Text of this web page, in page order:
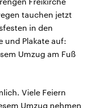
tauchen jetzt
in den
und Plakate auf:
Umzug am Fuß
Viele Feiern
Umzug nehmen